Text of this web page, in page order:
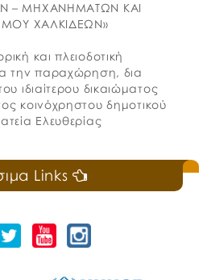
– ΜΗΧΑΝΗΜΑΤΩΝ ΚΑΙ
ΧΑΛΚΙΔΕΩΝ»
και πλειοδοτική
την παραχώρηση, δια
ιδιαίτερου δικαιώματος
κοινόχρηστου δημοτικού
Ελευθερίας
Links